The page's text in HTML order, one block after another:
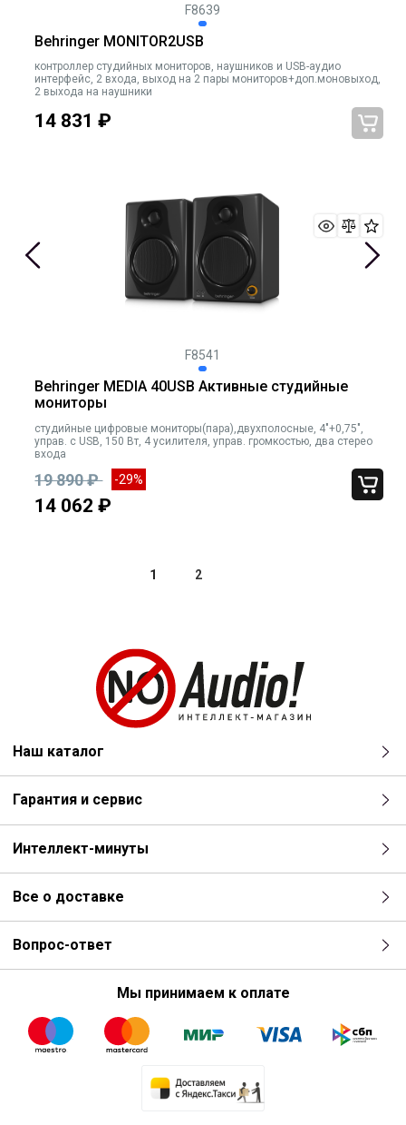
F8639
Behringer MONITOR2USB
контроллер студийных мониторов, наушников и USB-аудио
интерфейс, 2 входа, выход на 2 пары мониторов+доп.моновыход,
2 выхода на наушники
14 831 ₽
F8541
Behringer MEDIA 40USB Активные студийные
мониторы
студийные цифровые мониторы(пара),двухполосные, 4"+0,75",
управ. с USB, 150 Вт, 4 усилителя, управ. громкостью, два стерео
входа
19 890 ₽ -29%
14 062 ₽
1 2
Наш каталог
Гарантия и сервис
Интеллект-минуты
Все о доставке
Вопрос-ответ
Мы принимаем к оплате